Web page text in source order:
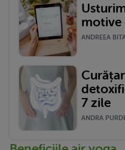
motive
ANDREEA
7 zile
ANDRA